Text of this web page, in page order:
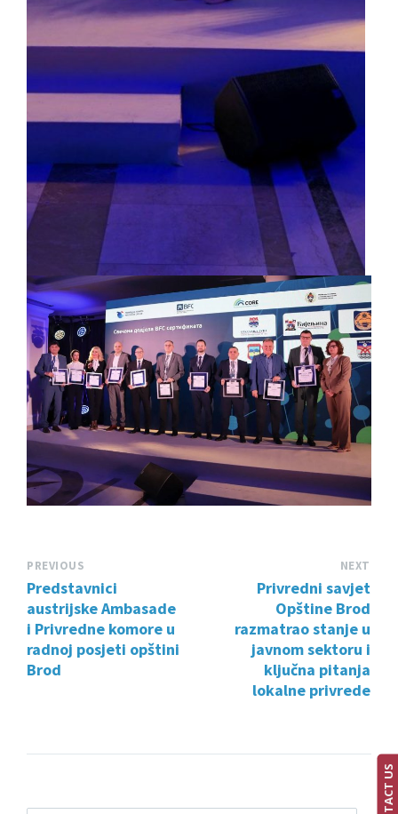
PREVIOUS
Predstavnici
austrijske Ambasade
i Privredne komore u
radnoj posjeti opštini
Brod
NEXT
Privredni savjet
Opštine Brod
razmatrao stanje u
javnom sektoru i
ključna pitanja
lokalne privrede